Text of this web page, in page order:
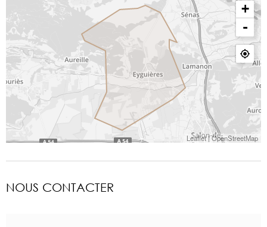
+
-
Leaflet|OpenStreetMap
NOUS CONTACTER